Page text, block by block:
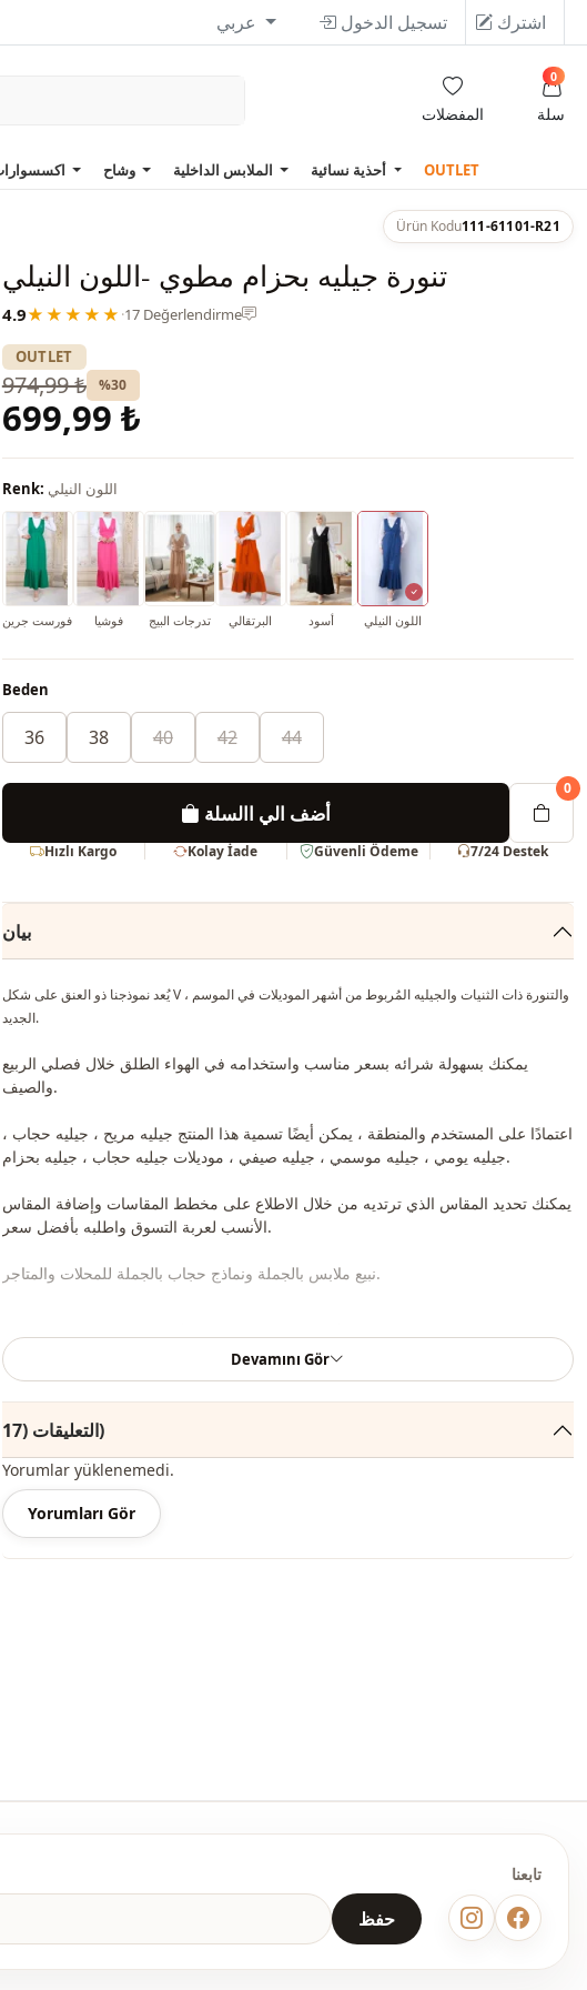
تسجيل الدخول اشترك
المفضلات سلة
0
OUTLET
Ürün Kodu111-61101-R21
تنورة جيليه بحزام مطوي -اللون النيلي
4.9★★★★★ ·17 Değerlendirme
OUTLET
974,99 ₺ %30
699,99 ₺
Renk: اللون النيلي
فورست جرين فوشيا تدرجات البيج البرتقالي أسود اللون النيلي
Beden
36 38 40 42 44
أضف الي االسلة
0
Hızlı Kargo Kolay İade Güvenli Ödeme 7/24 Destek
بيان
يُعد نموذجنا ذو العنق على شكل V ، والتنورة ذات الثنيات والجيليه المُربوط من أشهر الموديلات في الموسم
الجديد.
يمكنك بسهولة شرائه بسعر مناسب واستخدامه في الهواء الطلق خلال فصلي الربيع
والصيف.
اعتمادًا على المستخدم والمنطقة ، يمكن أيضًا تسمية هذا المنتج جيليه مريح ، جيليه حجاب ،
جيليه يومي ، جيليه موسمي ، جيليه صيفي ، موديلات جيليه حجاب ، جيليه بحزام.
يمكنك تحديد المقاس الذي ترتديه من خلال الاطلاع على مخطط المقاسات وإضافة المقاس
الأنسب لعربة التسوق واطلبه بأفضل سعر.
نبيع ملابس بالجملة ونماذج حجاب بالجملة للمحلات والمتاجر.
معلوماتك إلى خط الواتساب 0545695 05 91 للموافقة عليها.
ملاحظة: محتوى المنتج يتكون من جيليه. (تستخدم الأوشحة والأحذية والحقائب والمجوهرات
لأغراض الديكور.)
الصورة الظلية منسدل
الأناقة كاجوال
Devamını Gör
التعليقات (17)
Yorumlar yüklenemedi.
Yorumları Gör
حفظ
تابعنا